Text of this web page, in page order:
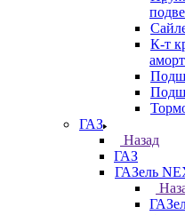
К-т
ГАЗ
Назад
ГАЗ
ГАЗель